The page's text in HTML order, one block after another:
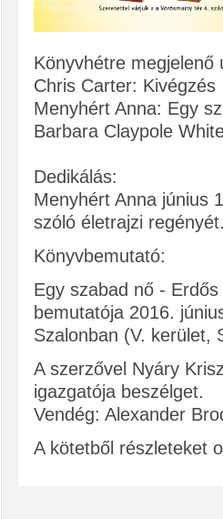
Könyvhétre megjelenő
Chris Carter: Kivégzés
Menyhért Anna: Egy
Barbara Claypole
Dedikálás:
Menyhért Anna június
szóló életrajzi regényét.
Könyvbemutató:
Egy szabad nő -
bemutatója 2016.
Szalonban (V. kerület,
A szerzővel Nyáry
igazgatója beszélget.
Vendég: Alexander
A kötetből részleteket